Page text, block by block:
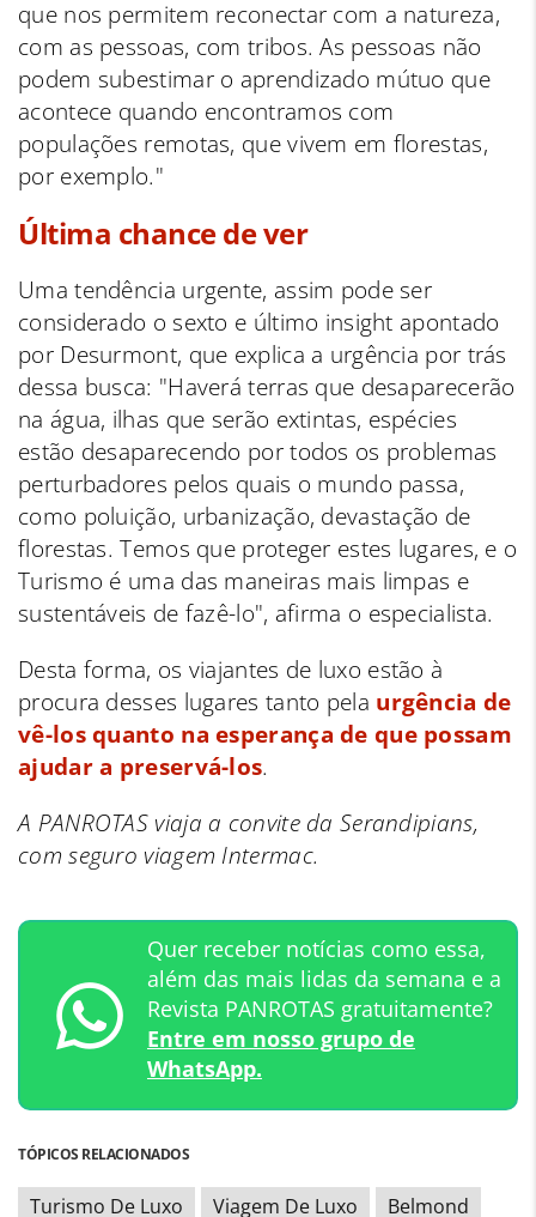
que nos permitem reconectar com a natureza,
com as pessoas, com tribos. As pessoas não
podem subestimar o aprendizado mútuo que
acontece quando encontramos com
populações remotas, que vivem em florestas,
por exemplo."
Última chance de ver
Uma tendência urgente, assim pode ser
considerado o sexto e último insight apontado
por Desurmont, que explica a urgência por trás
dessa busca: "Haverá terras que desaparecerão
na água, ilhas que serão extintas, espécies
estão desaparecendo por todos os problemas
perturbadores pelos quais o mundo passa,
como poluição, urbanização, devastação de
florestas. Temos que proteger estes lugares, e o
Turismo é uma das maneiras mais limpas e
sustentáveis de fazê-lo", afirma o especialista.
Desta forma, os viajantes de luxo estão à
procura desses lugares tanto pela urgência de
vê-los quanto na esperança de que possam
ajudar a preservá-los.
A PANROTAS viaja a convite da Serandipians,
com seguro viagem Intermac.
Quer receber notícias como essa,
além das mais lidas da semana e a
Revista PANROTAS gratuitamente?
Entre em nosso grupo de
WhatsApp.
TÓPICOS RELACIONADOS
Turismo De Luxo Viagem De Luxo Belmond